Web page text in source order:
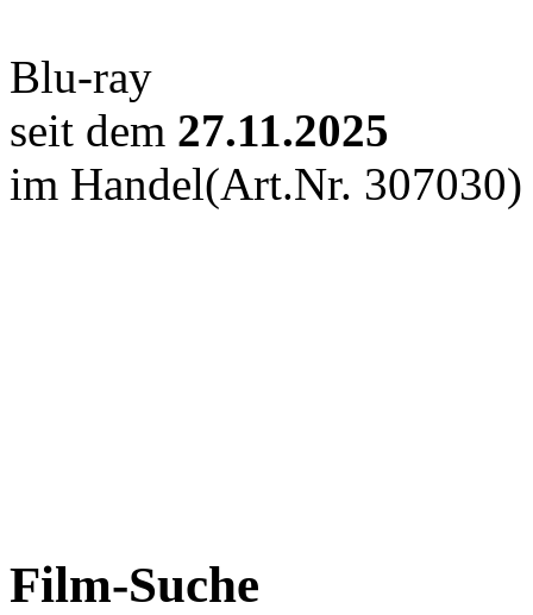
Blu-ray
seit dem 27.11.2025
im Handel(Art.Nr. 307030)
Film-Suche